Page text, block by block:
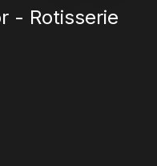
- Rotisserie